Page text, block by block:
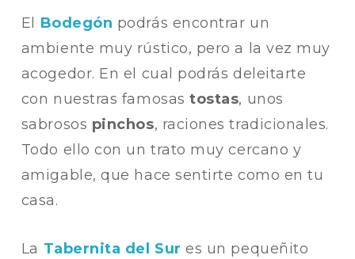
El Bodegón podrás encontrar un
ambiente muy rústico, pero a la vez muy
acogedor. En el cual podrás deleitarte
con nuestras famosastostas, unos
sabrosos pinchos, raciones tradicionales.
Todo ello con un trato muy cercano y
amigable, que hace sentirte como en tu
casa.
La Tabernita del Sur es un pequeñito